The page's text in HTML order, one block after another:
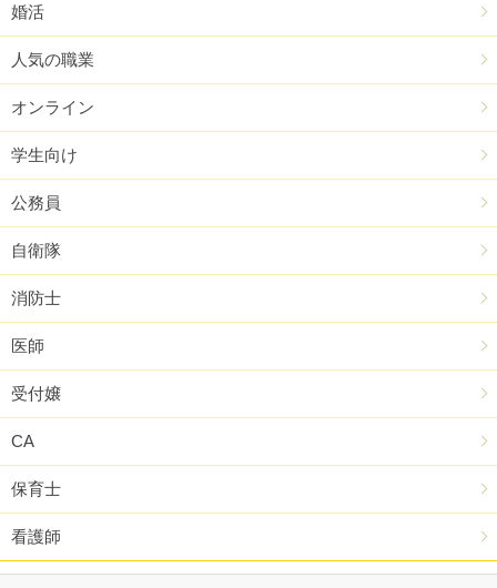
婚活
人気の職業
オンライン
学生向け
公務員
自衛隊
消防士
医師
受付嬢
CA
保育士
看護師